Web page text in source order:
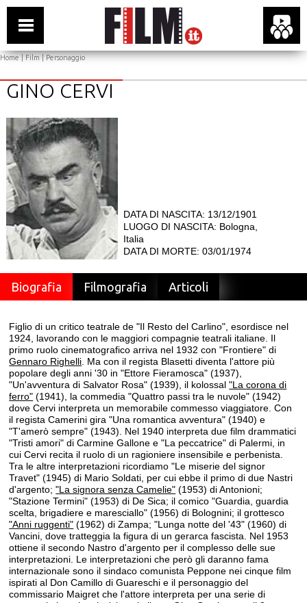
Home|Film| Personaggio
GINO CERVI
DATA DI NASCITA: 13/12/1901
LUOGO DI NASCITA: Bologna,
Italia
DATA DI MORTE: 03/01/1974
Biografia Filmografia Articoli
Figlio di un critico teatrale de "Il Resto del Carlino", esordisce nel
1924, lavorando con le maggiori compagnie teatrali italiane. Il
primo ruolo cinematografico arriva nel 1932 con "Frontiere" di
Gennaro Righelli . Ma con il regista Blasetti diventa l'attore più
popolare degli anni '30 in "Ettore Fieramosca" (1937),
"Un'avventura di Salvator Rosa" (1939), il kolossal"La corona di
ferro" (1941), la commedia "Quattro passi tra le nuvole" (1942)
dove Cervi interpreta un memorabile commesso viaggiatore. Con
il regista Camerini gira "Una romantica avventura" (1940) e
"T'amerò sempre" (1943). Nel 1940 interpreta due film drammatici
"Tristi amori" di Carmine Gallone e "La peccatrice" di Palermi, in
cui Cervi recita il ruolo di un ragioniere insensibile e perbenista.
Tra le altre interpretazioni ricordiamo "Le miserie del signor
Travet" (1945) di Mario Soldati, per cui ebbe il primo di due Nastri
d'argento;"La signora senza Camelie" (1953) di Antonioni;
"Stazione Termini" (1953) di De Sica; il comico "Guardia, guardia
scelta, brigadiere e maresciallo" (1956) di Bolognini; il grottesco
"Anni ruggenti" (1962) di Zampa; "Lunga notte del '43" (1960) di
Vancini, dove tratteggia la figura di un gerarca fascista. Nel 1953
ottiene il secondo Nastro d'argento per il complesso delle sue
interpretazioni. Le interpretazioni che però gli daranno fama
internazionale sono il sindaco comunista Peppone nei cinque film
ispirati al Don Camillo di Guareschi e il personaggio del
commissario Maigret che l'attore interpreta per una serie di